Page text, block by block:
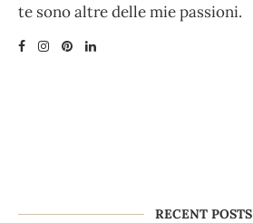
te sono altre delle mie passioni.
RECENT POSTS